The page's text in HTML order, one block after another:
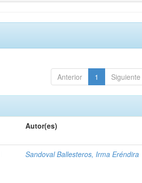
Anterior 1 Siguiente
Autor(es)
Sandoval Ballesteros, Irma Eréndira